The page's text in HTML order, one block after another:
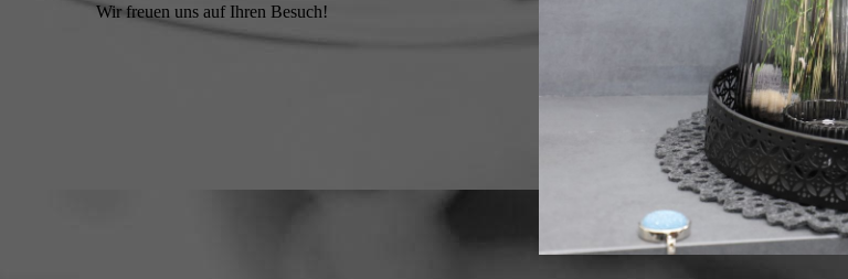
Wir freuen uns auf Ihren Besuch!